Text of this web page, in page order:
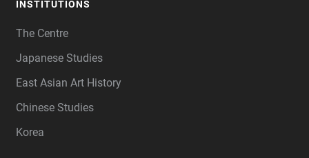
INSTITUTIONS
The Centre
Japanese Studies
East Asian Art History
Chinese Studies
Korea